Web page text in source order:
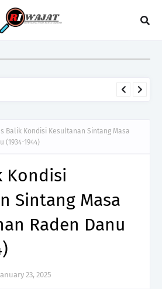
Balik Kondisi Kesultanan Sintang Masa
(1934-1944)
Kondisi
Sintang Masa
Raden Danu
23, 2025